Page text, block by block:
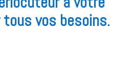
vos besoins.